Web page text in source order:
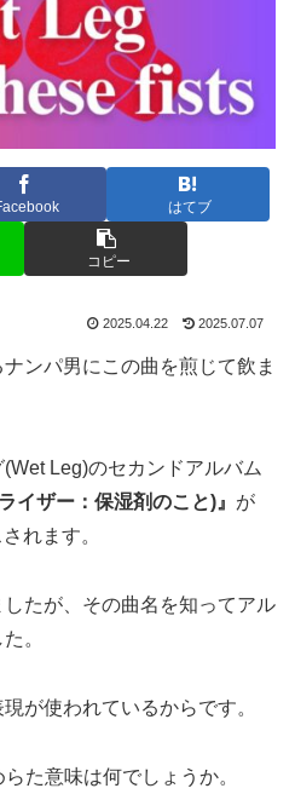
はてブ
コピー
2025.04.22 2025.07.07
ンパ男にこの曲を煎じて飲ま
Leg)のセカンドアルバム
イザー：保湿剤のこと)』 が
れます。
たが、その曲名を知ってアル
。
が使われているからです。
た意味は何でしょうか。